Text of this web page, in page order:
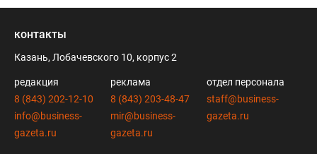
контакты
Казань, Лобачевского 10, корпус 2
редакция
8 (843) 202-12-10
info@business-
gazeta.ru
реклама
8 (843) 203-48-47
mir@business-
gazeta.ru
отдел персонала
staff@business-
gazeta.ru